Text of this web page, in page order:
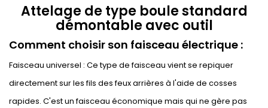
Attelage de type boule standard
démontable avec outil
Comment choisir son faisceau électrique :
Faisceau universel : Ce type de faisceau vient se repiquer
directement sur les fils des feux arrières à l'aide de cosses
rapides. C'est un faisceau économique mais qui ne gère pas